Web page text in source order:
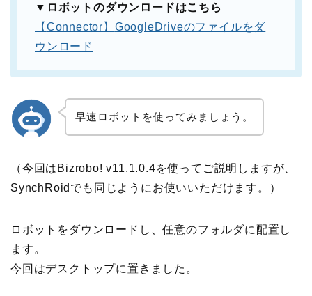
▼ロボットのダウンロードはこちら
【 Connector 】 GoogleDriveのファイルをダ
ウンロード
早速ロボットを使ってみましょう。
（今回はBizrobo! v11.1.0.4を使ってご説明しますが、
SynchRoidでも同じようにお使いいただけます。）
ロボットをダウンロードし、任意のフォルダに配置し
ます。
今回はデスクトップに置きました。